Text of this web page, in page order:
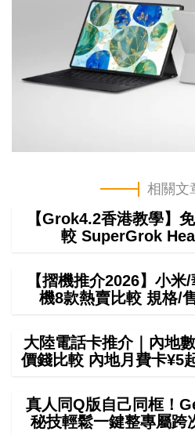
相關文
【Grok4.2香港教學】
較 SuperGrok
【摺機推介2026】小
機8款熱賣比較 規格/
大陸電話卡推介｜內地
價錢比較 內地月費卡¥5
真人同Q版自己同框！
秘技輕鬆一鍵整專屬